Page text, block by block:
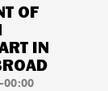
OF
IN